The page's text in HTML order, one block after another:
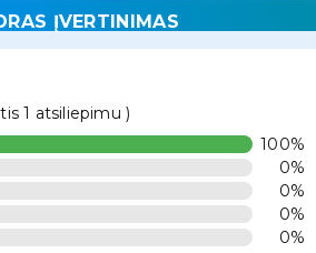
ĮVERTINIMAS
1 atsiliepimu )
100%
0%
0%
0%
0%